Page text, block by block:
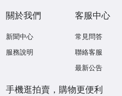
關於我們
新聞中心
服務說明
客服中心
常見問答
聯絡客服
最新公告
手機逛拍賣，購物更便利